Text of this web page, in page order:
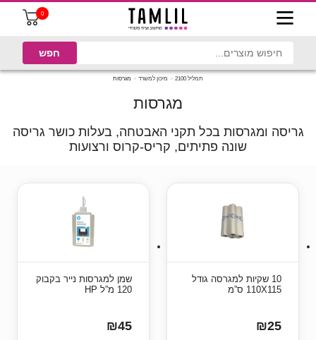
0
תמליל 2100 מיכון למשרד מגרסות
מגרסות
גריסה ומגרסות בכל תקני האבטחה, בעלות כושר גריסה
שונה פתיתים, קריס-קרוס ורצועות
10 שקיות למגרסה גודל
110X115 ס”מ
₪25
שמן למגרסות נייר בקבוק
120 מ”ל HP
₪45